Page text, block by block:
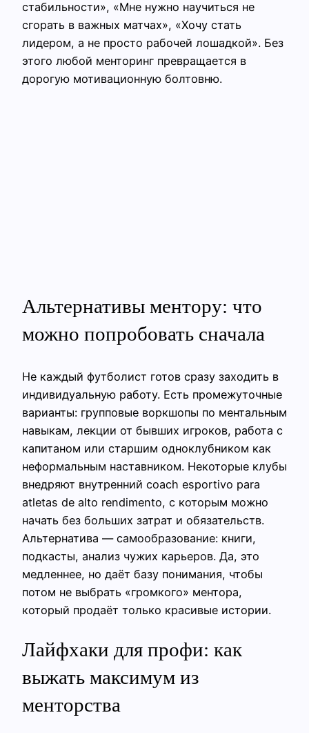
стабильности», «Мне нужно научиться не
сгорать в важных матчах», «Хочу стать
лидером, а не просто рабочей лошадкой». Без
этого любой менторинг превращается в
дорогую мотивационную болтовню.
Альтернативы ментору: что
можно попробовать сначала
Не каждый футболист готов сразу заходить в
индивидуальную работу. Есть промежуточные
варианты: групповые воркшопы по ментальным
навыкам, лекции от бывших игроков, работа с
капитаном или старшим одноклубником как
неформальным наставником. Некоторые клубы
внедряют внутренний coach esportivo para
atletas de alto rendimento, с которым можно
начать без больших затрат и обязательств.
Альтернатива — самообразование: книги,
подкасты, анализ чужих карьеров. Да, это
медленнее, но даёт базу понимания, чтобы
потом не выбрать «громкого» ментора,
который продаёт только красивые истории.
Лайфхаки для профи: как
выжать максимум из
менторства